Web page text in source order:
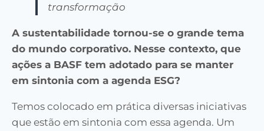
transformação
A sustentabilidade tornou-se o grande tema
do mundo corporativo. Nesse contexto, que
ações a BASF tem adotado para se manter
em sintonia com a agenda ESG?
Temos colocado em prática diversas iniciativas
que estão em sintonia com essa agenda. Um